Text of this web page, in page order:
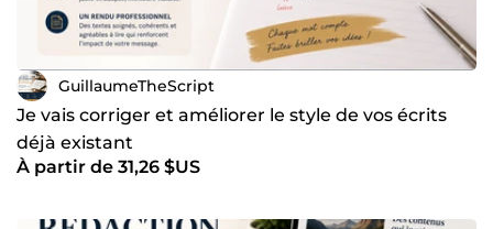
GuillaumeTheScript
Je vais corriger et améliorer le style de vos écrits
déjà existant
À partir de 31,26 $US